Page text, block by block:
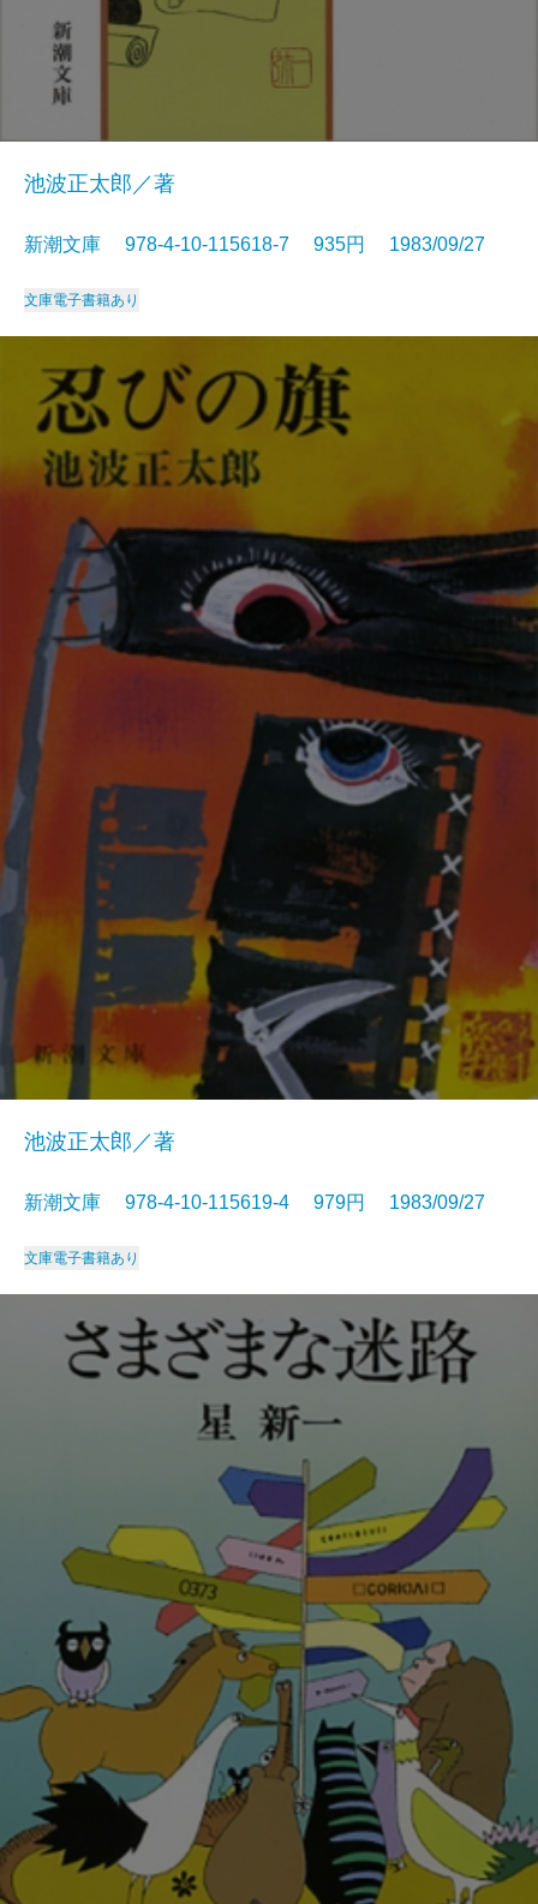
池波正太郎／著
新潮文庫 978-4-10-115618-7 935円 1983/09/27
文庫電子書籍あり
池波正太郎／著
新潮文庫 978-4-10-115619-4 979円 1983/09/27
文庫電子書籍あり